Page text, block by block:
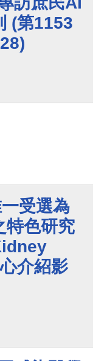
(第1153
受選為
特色研究
介紹影